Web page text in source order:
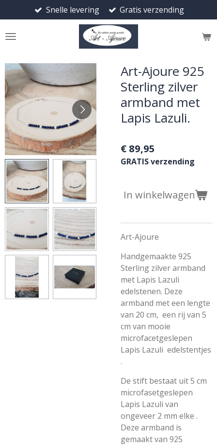
direct
naar
Snelle levering Gratis verzending
Art-Ajoure 925
Sterling zilver
armband met
Lapis Lazuli.
€ 89,95
GRATIS verzending
In winkelwagen
Art-Ajoure
Handgemaakte 925
Sterling zilver armband
met Lapis Lazuli
edelstenen. Deze
armband met een lengte
van 20 cm, een rij van 5
cm van mooie
microfacetgeslepen
Lapis Lazuli edelstentjes
.
De stift bestaat uit 5 cm
microfasetgeslepen
Lapis Lazuli van
ongeveer 2 mm elke .
Deze armband is
gemaakt van 925